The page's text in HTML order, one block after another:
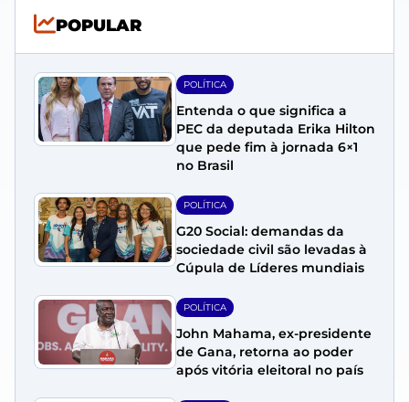
POPULAR
POLÍTICA
Entenda o que significa a
PEC da deputada Erika Hilton
que pede fim à jornada 6×1
no Brasil
POLÍTICA
G20 Social: demandas da
sociedade civil são levadas à
Cúpula de Líderes mundiais
POLÍTICA
John Mahama, ex-presidente
de Gana, retorna ao poder
após vitória eleitoral no país